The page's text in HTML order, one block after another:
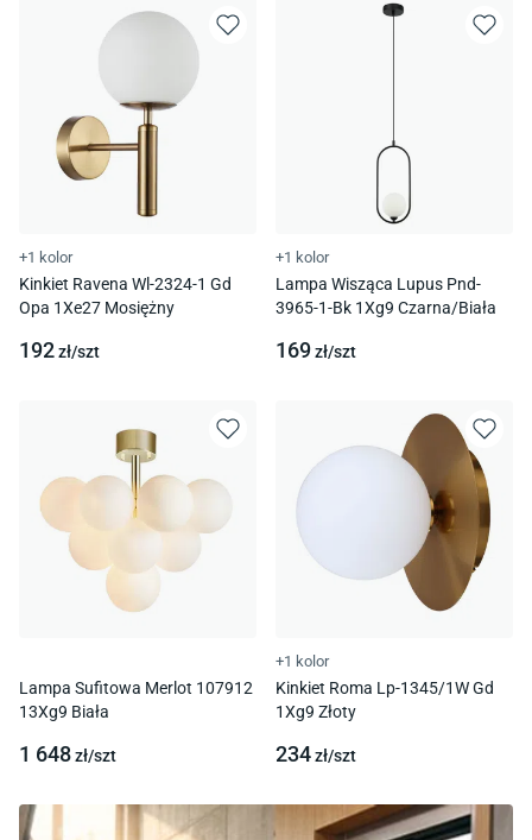
+1 kolor
Kinkiet Ravena Wl-2324-1 Gd
Opa 1Xe27 Mosiężny
192zł/szt
+1 kolor
Lampa Wisząca Lupus Pnd-
3965-1-Bk 1Xg9 Czarna/Biała
169zł/szt
Lampa Sufitowa Merlot 107912
13Xg9 Biała
1 648zł/szt
+1 kolor
Kinkiet Roma Lp-1345/1W Gd
1Xg9 Złoty
234zł/szt